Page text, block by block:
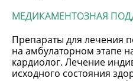
МЕДИКАМЕНТОЗНАЯ
Препараты для лечения
на амбулаторном этапе
кардиолог. Лечение
исходного состояния